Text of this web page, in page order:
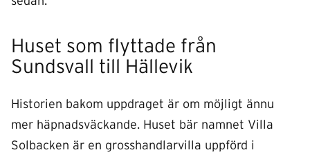
Huset som flyttade från
Sundsvall till Hällevik
Historien bakom uppdraget är om möjligt ännu
mer häpnadsväckande. Huset bär namnet Villa
Solbacken är en grosshandlarvilla uppförd i